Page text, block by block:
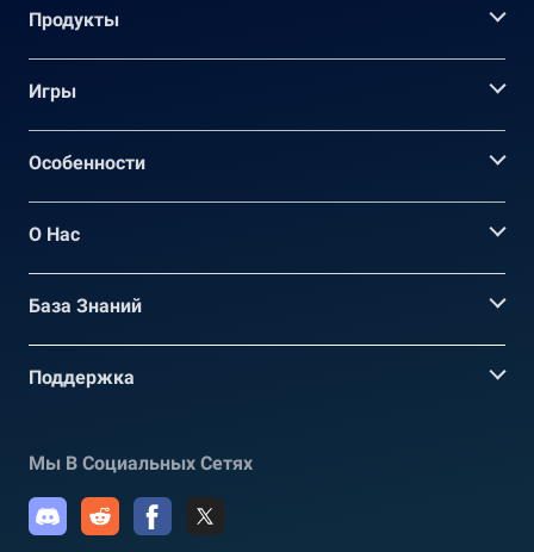
Продукты
Игры
Oсобенности
О Нас
База Знаний
Поддержка
Мы В Социальных Сетях